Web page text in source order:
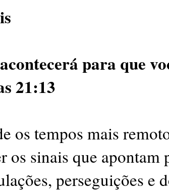
para que
21:13
os tempos mais
os sinais que
perseguições e